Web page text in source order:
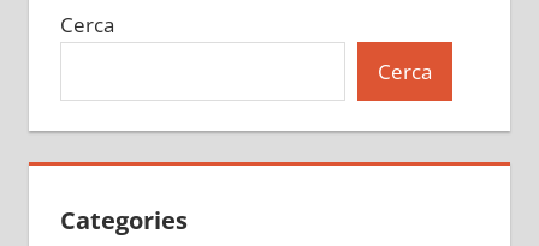
Cerca
Cerca
Categories